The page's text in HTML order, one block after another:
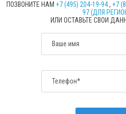
ПОЗВОНИТЕ НАМ +7 (495) 204-19-94, +7
97 (ДЛЯ
ИЛИ ОСТАВЬТЕ СВОИ
Ваше имя
Телефон*